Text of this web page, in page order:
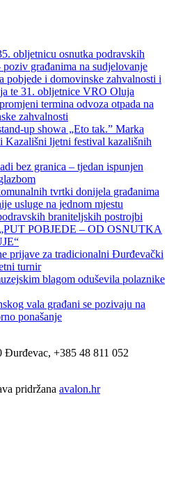
obljetnicu osnutka podravskih
građanima na sudjelovanje
pobjede i domovinske zahvalnosti i
te 31. obljetnice VRO Oluja
termina odvoza otpada na
zahvalnosti
up showa „Eto tak.” Marka
Kazališni ljetni festival kazališnih
bez granica – tjedan ispunjen
tvrtki donijela građanima
usluge na jednom mjestu
braniteljskih postrojbi
POBJEDE – OD OSNUTKA
prijave za tradicionalni Đurđevački
turnir
blagom oduševila polaznike
vala građani se pozivaju na
ponašanje
Đurđevac, +385 48 811 052
pridržana avalon.hr